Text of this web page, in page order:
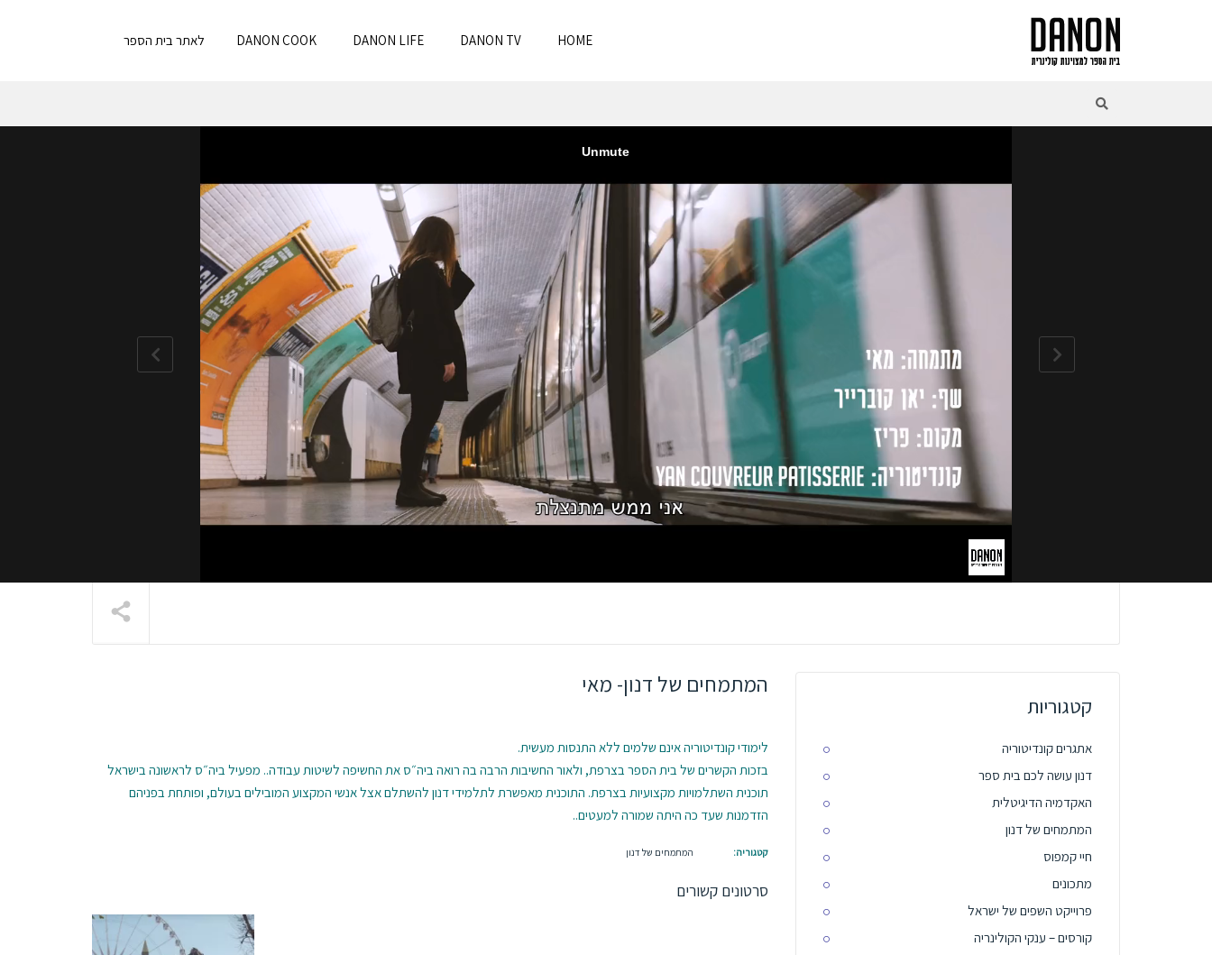
HOME
DANON TV
DANON LIFE
DANON COOK לאתר בית הספר
המתמחים של דנון- מאי
לימודי קונדיטוריה אינם שלמים ללא התנסות מעשית.
בזכות הקשרים של בית הספר בצרפת, ולאור החשיבות הרבה בה רואה ביה״ס את החשיפה לשיטות עבודה.. מפעיל ביה״ס לראשונה בישראל
תוכנית השתלמויות מקצועיות בצרפת. התוכנית מאפשרת לתלמידי דנון להשתלם אצל אנשי המקצוע המובילים בעולם, ופותחת בפניהם
הזדמנות שעד כה היתה שמורה למעטים..
המתמחים של דנון
קטגוריות
אתגרים קונדיטוריה
דנון עושה לכם בית ספר
האקדמיה הדיגיטלית
המתמחים של דנון
חיי קמפוס
מתכונים
פרוייקט השפים של ישראל
קורסים – ענקי הקולינריה